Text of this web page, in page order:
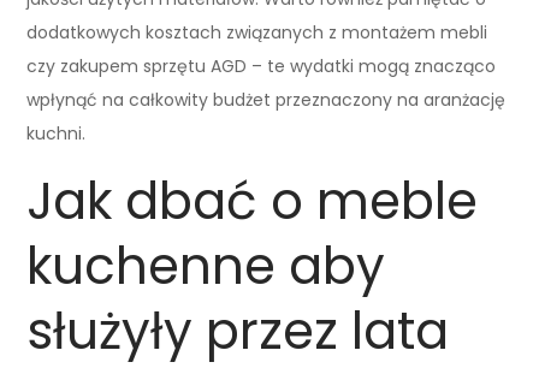
dodatkowych kosztach związanych z montażem mebli
czy zakupem sprzętu AGD – te wydatki mogą znacząco
wpłynąć na całkowity budżet przeznaczony na aranżację
kuchni.
Jak dbać o meble
kuchenne aby
służyły przez lata